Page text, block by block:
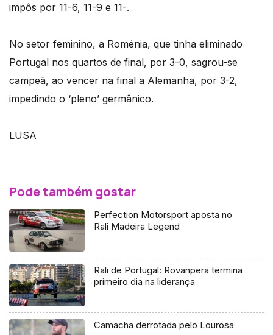
impôs por 11-6, 11-9 e 11-.
No setor feminino, a Roménia, que tinha eliminado
Portugal nos quartos de final, por 3-0, sagrou-se
campeã, ao vencer na final a Alemanha, por 3-2,
impedindo o ‘pleno’ germânico.
LUSA
Pode também gostar
Perfection Motorsport aposta no
Rali Madeira Legend
Rali de Portugal: Rovanperä termina
primeiro dia na liderança
Camacha derrotada pelo Lourosa